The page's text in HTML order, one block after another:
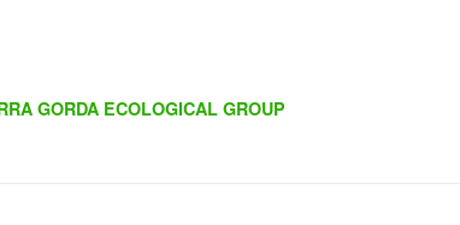
GORDA ECOLOGICAL GROUP